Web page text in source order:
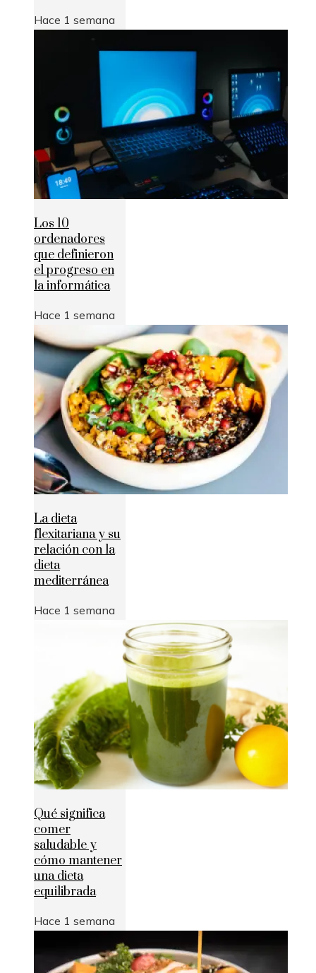
Hace 1 semana
Los 10
ordenadores
que definieron
el progreso en
la informática
Hace 1 semana
La dieta
flexitariana y su
relación con la
dieta
mediterránea
Hace 1 semana
Qué significa
comer
saludable y
cómo mantener
una dieta
equilibrada
Hace 1 semana